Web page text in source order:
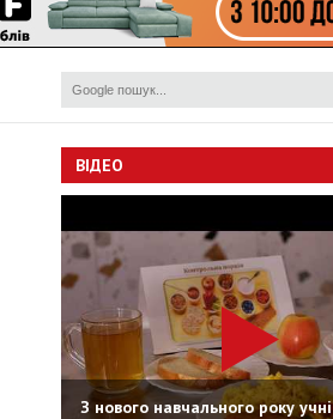
ВІДЕО
З нового навчального року учні